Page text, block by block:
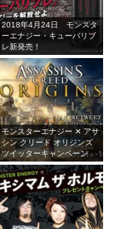
2018年4月24日 モンスタ
ーエナジー・キューバリブ
レ新発売！
モンスターエナジー ✕ アサ
シン クリード オリジンズ
ツイッターキャンペーン